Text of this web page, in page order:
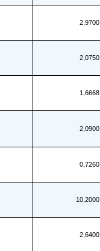
2,9700
2,0750
1,6668
2,0900
0,7260
10,2000
2,6400